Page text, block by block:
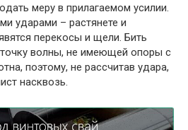
меру в прилагаемом усилии.
ударами – растянете и
перекосы и щели. Бить
волны, не имеющей опоры с
поэтому, не рассчитав удара,
насквозь.